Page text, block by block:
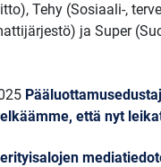
Tehy (Sosiaali-,
ja Super
että nyt